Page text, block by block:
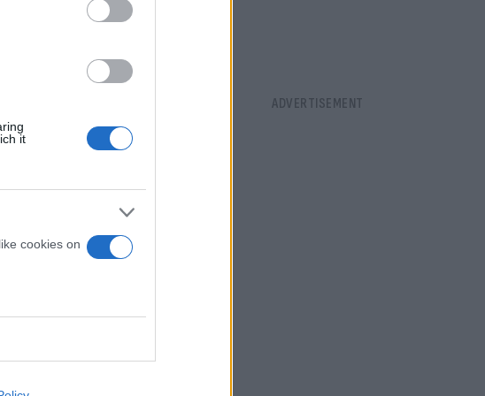
it
cookies on
κατά την συνάντηση
το πρακτορείο
SpaceX για
τεχνολογίας, το
επικοινωνίες
σε έκτακτες
να απέκτησε νέο
Αμερικανό
ανακοίνωσε ότι
από την